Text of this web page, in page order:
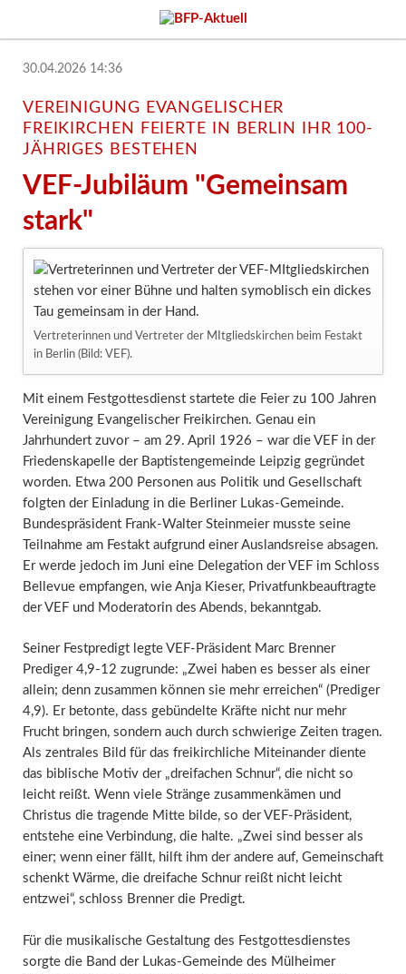
30.04.2026 14:36
VEREINIGUNG EVANGELISCHER
FREIKIRCHEN FEIERTE IN BERLIN IHR 100-
JÄHRIGES BESTEHEN
VEF-Jubiläum "Gemeinsam
stark"
Vertreterinnen und Vertreter der MItgliedskirchen beim Festakt
in Berlin (Bild: VEF).
Mit einem Festgottesdienst startete die Feier zu 100 Jahren
Vereinigung Evangelischer Freikirchen. Genau ein
Jahrhundert zuvor – am 29. April 1926 – war die VEF in der
Friedenskapelle der Baptistengemeinde Leipzig gegründet
worden. Etwa 200 Personen aus Politik und Gesellschaft
folgten der Einladung in die Berliner Lukas-Gemeinde.
Bundespräsident Frank-Walter Steinmeier musste seine
Teilnahme am Festakt aufgrund einer Auslandsreise absagen.
Er werde jedoch im Juni eine Delegation der VEF im Schloss
Bellevue empfangen, wie Anja Kieser, Privatfunkbeauftragte
der VEF und Moderatorin des Abends, bekanntgab.
Seiner Festpredigt legte VEF-Präsident Marc Brenner
Prediger 4,9-12 zugrunde: „Zwei haben es besser als einer
allein; denn zusammen können sie mehr erreichen“ (Prediger
4,9). Er betonte, dass gebündelte Kräfte nicht nur mehr
Frucht bringen, sondern auch durch schwierige Zeiten tragen.
Als zentrales Bild für das freikirchliche Miteinander diente
das biblische Motiv der „dreifachen Schnur“, die nicht so
leicht reißt. Wenn viele Stränge zusammenkämen und
Christus die tragende Mitte bilde, so der VEF-Präsident,
entstehe eine Verbindung, die halte. „Zwei sind besser als
einer; wenn einer fällt, hilft ihm der andere auf, Gemeinschaft
schenkt Wärme, die dreifache Schnur reißt nicht leicht
entzwei“, schloss Brenner die Predigt.
Für die musikalische Gestaltung des Festgottesdienstes
sorgte die Band der Lukas-Gemeinde des Mülheimer